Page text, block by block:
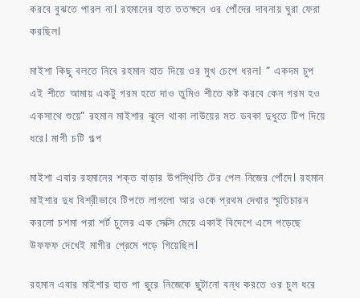
করবে বুঝতে পারল না। রহমানের হাত ততক্ষনে ওর পোঁদের দাবনায় ঘুরা ফেরা
করছিল।
মাইশা কিছু বলতে নিবে রহমান হাত দিয়ে ওর মুখ চেপে ধরল। ” একদম চুপ
এই শীতে আমায় একটু গরম হতে দাও তুমিও শীতে কষ্ট করবে কেন গরম হও
একসাথে শুয়ে” রহমান মাইশার ঝুলে থাকা লাউয়ের মত ডবকা দুধুতে টিপ দিয়ে
ধরে। মাগী চটি গল্প
মাইশা এবার রহমানের শক্ত বাড়ার উপস্থিতি টের পেল নিজের পোঁদে। রহমান
মাইশার দুধ বিশ্রীভাবে টিপতে লাগলো আর ওকে প্রথম দেখার স্মৃতিচারন
করলো চশমা পরা শর্ট চুলের এক সেক্সি মেয়ে একাই বিদেশে এসে পড়েছে
উফফফ দেখেই মাগীর প্রেমে পড়ে গিয়েছিল।
রহমান এবার মাইশার হাত পা ছুরে নিজেকে ছুটানো বন্ধ করতে ওর চুল ধরে